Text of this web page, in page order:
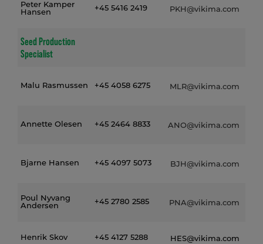
Peter Kamper
Hansen
+45 5416 2419 PKH@vikima.com
Seed Production
Specialist
Malu Rasmussen +45 4058 6275 MLR@vikima.com
Annette Olesen +45 2464 8833 ANO@vikima.com
Bjarne Hansen +45 4097 5073 BJH@vikima.com
Poul Nyvang
Andersen
+45 2780 2585 PNA@vikima.com
Henrik Skov +45 4127 5288 HES@vikima.com